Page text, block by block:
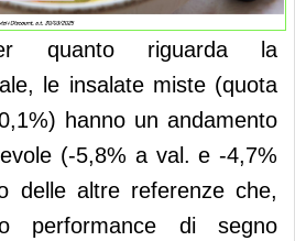
quanto riguarda la
le insalate miste (quota
hanno un andamento
(-5,8% a val. e -4,7%
delle altre referenze che,
performance di segno